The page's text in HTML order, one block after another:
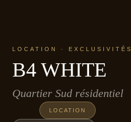
LOCATION · EXCLUSIVITÉS
B4 WHITE
Quartier Sud résidentiel
LOCATION